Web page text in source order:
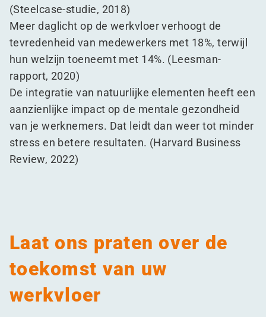
(Steelcase-studie, 2018)
Meer daglicht op de werkvloer verhoogt de
tevredenheid van medewerkers met 18%, terwijl
hun welzijn toeneemt met 14%. (Leesman-
rapport, 2020)
De integratie van natuurlijke elementen heeft een
aanzienlijke impact op de mentale gezondheid
van je werknemers. Dat leidt dan weer tot minder
stress en betere resultaten. (Harvard Business
Review, 2022)
Laat ons praten over de
toekomst van uw
werkvloer